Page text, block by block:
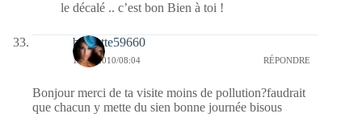
le décalé .. c’est bon Bien à toi !
biquette59660
17/02/2010/08:04 RÉPONDRE
Bonjour merci de ta visite moins de pollution?faudrait
que chacun y mette du sien bonne journée bisous